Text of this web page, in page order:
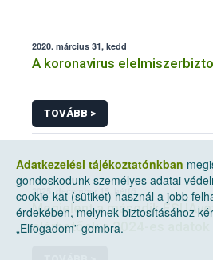
2020. március 31, kedd
A koronavirus
TOVÁBB >
2025. december 15, hétfő
Megjelent a második
elérhetőek a 2024-es adatok
Adatkezelési tájékoztatónkban
gondoskodunk személyes adatai
cookie-kat (sütiket) használ a jobb
érdekében, melynek biztosításához
„Elfogadom” gombra.